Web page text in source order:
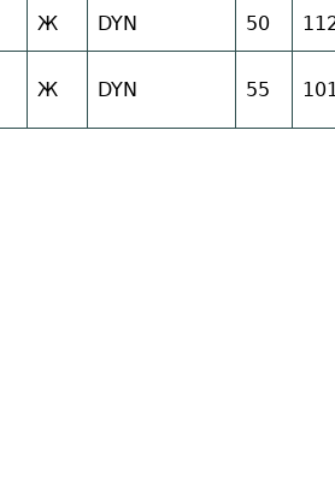
Ж DYN 50
Ж DYN 55